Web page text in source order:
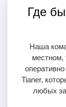
Где
Наша
местном,
Tianer,
любых